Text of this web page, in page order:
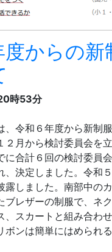
からの新
時53分
令和６年度から新制
２月から検討委員会を立
に合計６回の検討委員
、決定しました。令和
露しました。南部中の
ブレザーの制服で、ネ
、スカートと組み合わ
ボンは簡単にはめられ